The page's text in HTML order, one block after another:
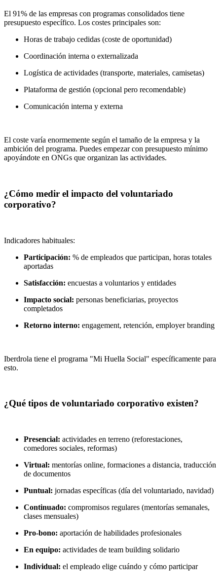
El 91% de las empresas con programas consolidados tiene
presupuesto específico. Los costes principales son:
Horas de trabajo cedidas (coste de oportunidad)
Coordinación interna o externalizada
Logística de actividades (transporte, materiales, camisetas)
Plataforma de gestión (opcional pero recomendable)
Comunicación interna y externa
El coste varía enormemente según el tamaño de la empresa y la
ambición del programa. Puedes empezar con presupuesto mínimo
apoyándote en ONGs que organizan las actividades.
¿Cómo medir el impacto del voluntariado
corporativo?
Indicadores habituales:
Participación: % de empleados que participan, horas totales
aportadas
Satisfacción: encuestas a voluntarios y entidades
Impacto social: personas beneficiarias, proyectos
completados
Retorno interno: engagement, retención, employer branding
Iberdrola tiene el programa "Mi Huella Social" específicamente para
esto.
¿Qué tipos de voluntariado corporativo existen?
Presencial: actividades en terreno (reforestaciones,
comedores sociales, reformas)
Virtual: mentorías online, formaciones a distancia, traducción
de documentos
Puntual: jornadas específicas (día del voluntariado, navidad)
Continuado: compromisos regulares (mentorías semanales,
clases mensuales)
Pro-bono: aportación de habilidades profesionales
En equipo: actividades de team building solidario
Individual: el empleado elige cuándo y cómo participar